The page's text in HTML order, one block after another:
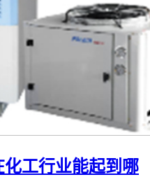
工行业能起到哪